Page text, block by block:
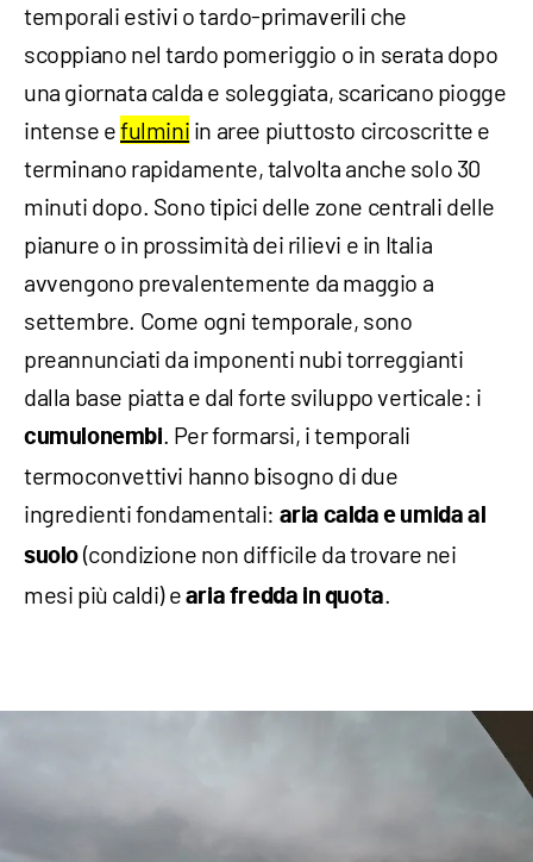
temporali estivi o tardo-primaverili che
scoppiano nel tardo pomeriggio o in serata dopo
una giornata calda e soleggiata, scaricano piogge
intense efulmini in aree piuttosto circoscritte e
terminano rapidamente, talvolta anche solo 30
minuti dopo. Sono tipici delle zone centrali delle
pianure o in prossimità dei rilievi e in Italia
avvengono prevalentemente da maggio a
settembre. Come ogni temporale, sono
preannunciati da imponenti nubi torreggianti
dalla base piatta e dal forte sviluppo verticale: i
cumulonembi. Per formarsi, i temporali
termoconvettivi hanno bisogno di due
ingredienti fondamentali: aria calda e umida al
suolo (condizione non difficile da trovare nei
mesi più caldi) e aria fredda in quota.